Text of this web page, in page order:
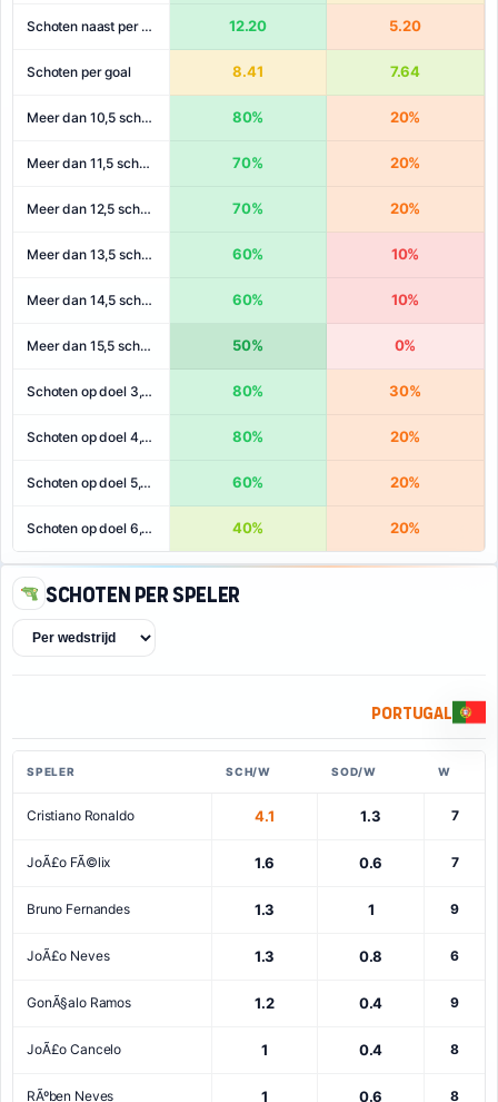
Schoten naast per wedstrijd 12.20 5.20
Schoten per goal 8.41 7.64
Meer dan 10,5 schoten 80% 20%
Meer dan 11,5 schoten 70% 20%
Meer dan 12,5 schoten 70% 20%
Meer dan 13,5 schoten 60% 10%
Meer dan 14,5 schoten 60% 10%
Meer dan 15,5 schoten 50% 0%
Schoten op doel 3,5+ 80% 30%
Schoten op doel 4,5+ 80% 20%
Schoten op doel 5,5+ 60% 20%
Schoten op doel 6,5+ 40% 20%
Schoten per speler
Portugal
SPELER SCH/W SOD/W W
Cristiano Ronaldo 4.1 1.3 7
JoÃ£o FÃ©lix 1.6 0.6 7
Bruno Fernandes 1.3 1 9
JoÃ£o Neves 1.3 0.8 6
GonÃ§alo Ramos 1.2 0.4 9
JoÃ£o Cancelo 1 0.4 8
RÃºben Neves 1 0.6 8